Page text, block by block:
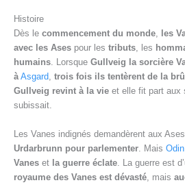
Histoire
Dès le commencement du monde, les
avec les Ases pour les tributs, les
humains. Lorsque Gullveig la sorcière
à Asgard, trois fois ils tentèrent de la
Gullveig revint à la vie et elle fit part aux
subissait.
Les Vanes indignés demandèrent aux
Urdarbrunn pour parlementer . Mais Odin
Vanes et la guerre éclate . La guerre est
royaume des Vanes est dévasté , mais